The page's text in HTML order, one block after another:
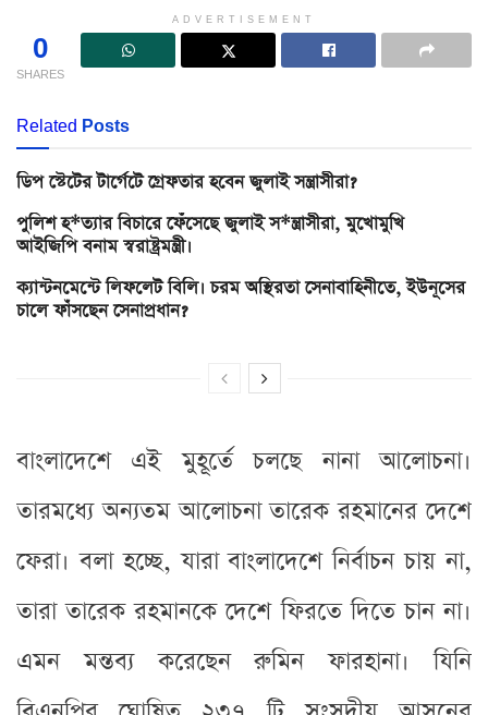
ADVERTISEMENT
0
SHARES
Related Posts
ডিপ স্টেটের টার্গেটে গ্রেফতার হবেন জুলাই সন্ত্রাসীরা?
পুলিশ হ*ত্যার বিচারে ফেঁসেছে জুলাই স*ন্ত্রাসীরা, মুখোমুখি
আইজিপি বনাম স্বরাষ্ট্রমন্ত্রী।
ক্যান্টনমেন্টে লিফলেট বিলি। চরম অস্থিরতা সেনাবাহিনীতে, ইউনূসের
চালে ফাঁসছেন সেনাপ্রধান?
বাংলাদেশে এই মুহূর্তে চলছে নানা আলোচনা।
তারমধ্যে অন্যতম আলোচনা তারেক রহমানের দেশে
ফেরা। বলা হচ্ছে, যারা বাংলাদেশে নির্বাচন চায় না,
তারা তারেক রহমানকে দেশে ফিরতে দিতে চান না।
এমন মন্তব্য করেছেন রুমিন ফারহানা। যিনি